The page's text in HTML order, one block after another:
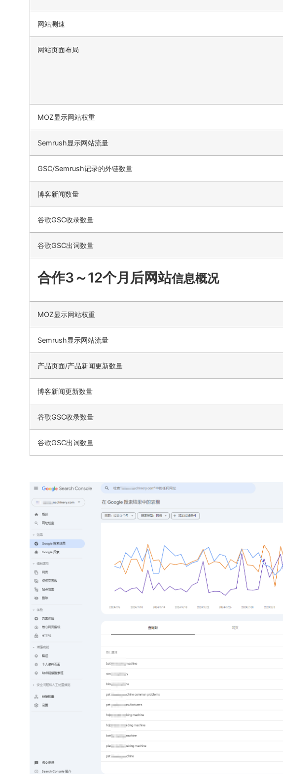
网站测速
网站页面布局
MOZ显示网站权重
Semrush显示网站流量
GSC/Semrush记录的外链数量
博客新闻数量
谷歌GSC收录数量
谷歌GSC出词数量
合作3～12个月后网站信息概况
MOZ显示网站权重
Semrush显示网站流量
产品页面/产品新闻更新数量
博客新闻更新数量
谷歌GSC收录数量
谷歌GSC出词数量